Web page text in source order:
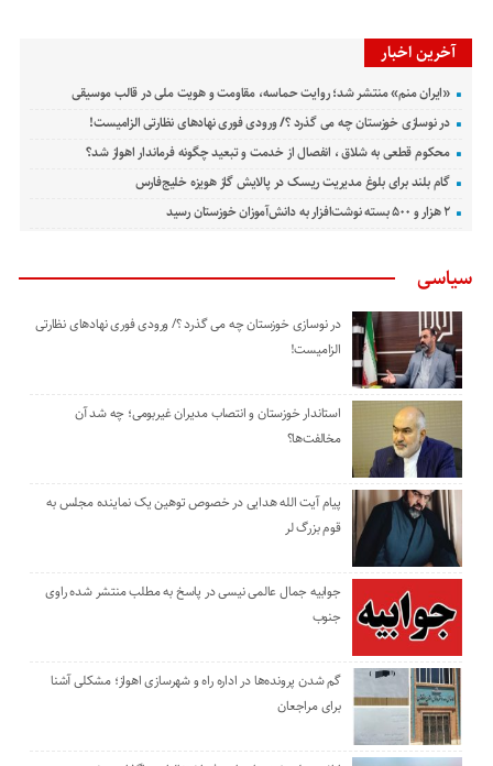
آخرین اخبار
«ایران منم» منتشر شد؛ روایت حماسه، مقاومت و هویت ملی در قالب موسیقی
در نوسازی خوزستان چه می گذرد ؟/ ورودی فوری نهادهای نظارتی الزامیست!
محکوم قطعی به شلاق ، انفصال از خدمت و تبعید چگونه فرماندار اهواز شد؟
گام بلند برای بلوغ مدیریت ریسک در پالایش گاز هویزه خلیج‌فارس
۲ هزار و ۵۰۰ بسته نوشت‌افزار به دانش‌آموزان خوزستان رسید
سیاسی
در نوسازی خوزستان چه می گذرد ؟/ ورودی فوری نهادهای نظارتی
الزامیست!
استاندار خوزستان و انتصاب مدیران غیربومی؛ چه شد آن
مخالفت‌ها؟
پیام آیت الله هدایی در خصوص توهین یک نماینده مجلس به
قوم بزرگ لر
جوابیه جمال عالمی نیسی در پاسخ به مطلب منتشر شده راوی
جنوب
گم شدن پرونده‌ها در اداره راه و شهرسازی اهواز؛ مشکلی آشنا
برای مراجعان